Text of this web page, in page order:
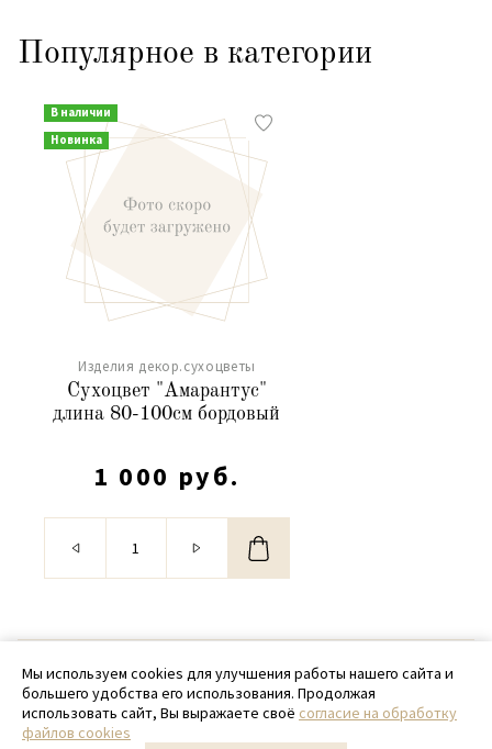
Популярное в категории
В наличии
Новинка
Изделия декор.сухоцветы
Сухоцвет "Амарантус"
длина 80-100см бордовый
1 000 руб.
© 2020 - 2026 SamPack
+ 7 (918) 699-97-87
zakaz@sampack.store
Мы используем cookies для улучшения работы нашего сайта и
большего удобства его использования. Продолжая
использовать сайт, Вы выражаете своё согласие на обработку
файлов cookies